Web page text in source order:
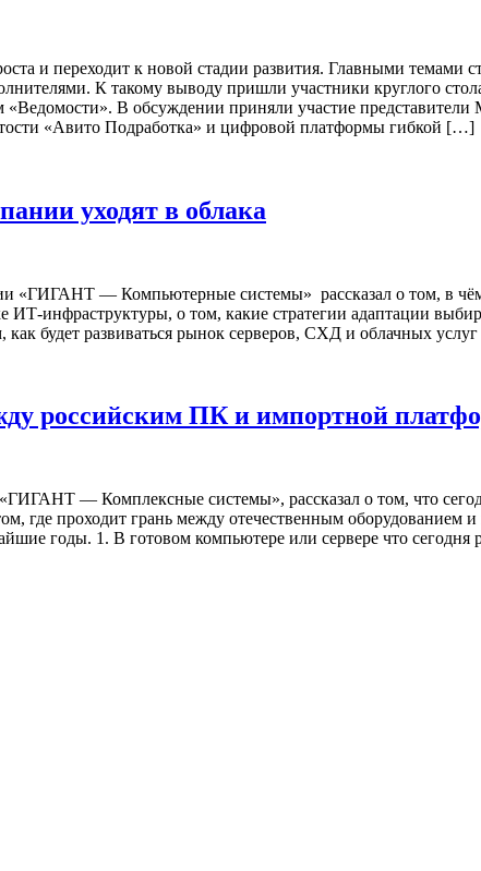
и переходит к новой стадии развития. Главными темами
К такому выводу пришли участники круглого
В обсуждении приняли участие
«Авито Подработка» и цифровой платформы гибкой […]
уходят в облака
«ГИГАНТ — Компьютерные системы» рассказал о том, в
инфраструктуры, о том, какие стратегии адаптации
будет развиваться рынок серверов, СХД и облачных
российским ПК и импортной
— Комплексные системы», рассказал о том, что
где проходит грань между отечественным
годы. 1. В готовом компьютере или сервере что